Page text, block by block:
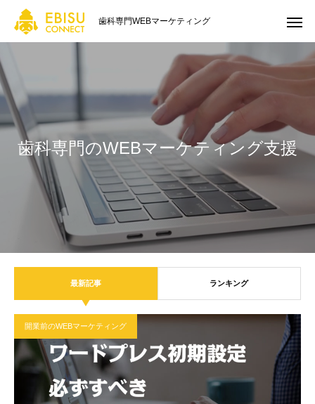
歯科専門WEBマーケティング
歯科専門のWEBマーケティング支援
最新記事 ランキング
開業前のWEBマーケティング